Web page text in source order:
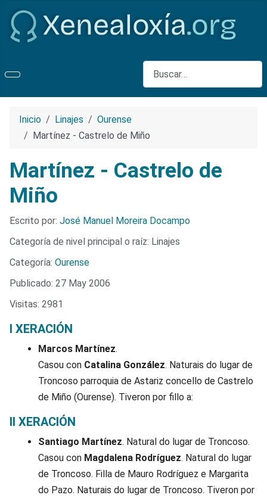
Buscar
Inicio Linajes
Ourense
Martínez - Castrelo de Miño
Martínez - Castrelo de
Miño
Detalles
Escrito por: José Manuel Moreira Docampo
Categoría de nivel principal o raíz: Linajes
Categoría: Ourense
Publicado: 27 May 2006
Visitas: 2981
I XERACIÓN
Marcos Martínez.
Casou con Catalina González. Naturais do lugar de
Troncoso parroquia de Astariz concello de Castrelo
de Miño (Ourense). Tiveron por fillo a:
II XERACIÓN
Santiago Martínez. Natural do lugar de Troncoso.
Casou con Magdalena Rodríguez. Natural do lugar
de Troncoso. Filla de Mauro Rodríguez e Margarita
do Pazo. Naturais do lugar de Troncoso. Tiveron por